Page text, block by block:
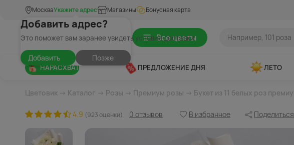
МоскваУкажите адрес
Добавить адрес?
Это поможет вам заранее увидеть условия доставки
Добавить Позже
Магазины Бонусная карта
Все цветы
НАРАСХВАТ ПРЕДЛОЖЕНИЕ ДНЯ ЛЕТО
Цветовик → Каталог → Розы → Премиум розы → Букет из 11 белых роз
4.9 (923 оценки) 0 отзывов В избранное Поделиться